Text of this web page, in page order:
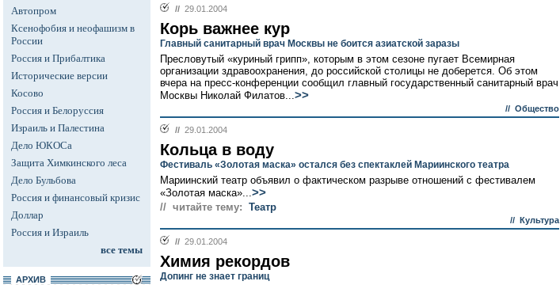
Автопром
Ксенофобия и неофашизм в
России
Россия и Прибалтика
Исторические версии
Косово
Россия и Белоруссия
Израиль и Палестина
Дело ЮКОСа
Защита Химкинского леса
Дело Бульбова
Россия и финансовый кризис
Доллар
Россия и Израиль
все темы
АРХИВ
// 29.01.2004
Корь важнее кур
Главный санитарный врач Москвы не боится азиатской заразы
Пресловутый «куриный грипп», которым в этом сезоне пугает Всемирная
организации здравоохранения, до российской столицы не доберется. Об этом
вчера на пресс-конференции сообщил главный государственный санитарный врач
Москвы Николай Филатов...>>
// Общество
// 29.01.2004
Кольца в воду
Фестиваль «Золотая маска» остался без спектаклей Мариинского театра
Мариинский театр объявил о фактическом разрыве отношений с фестивалем
«Золотая маска»...>>
// читайте тему: Театр
// Культура
// 29.01.2004
Химия рекордов
Допинг не знает границ